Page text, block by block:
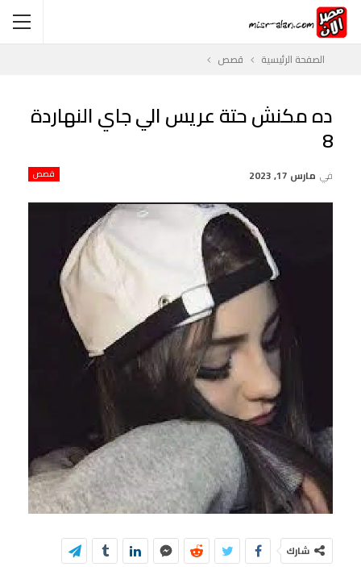
الصفحة الرئيسية قصص
ده مكنش حتة عريس الي جاي النهاردة
8
قصص في مارس 17, 2023
شارك